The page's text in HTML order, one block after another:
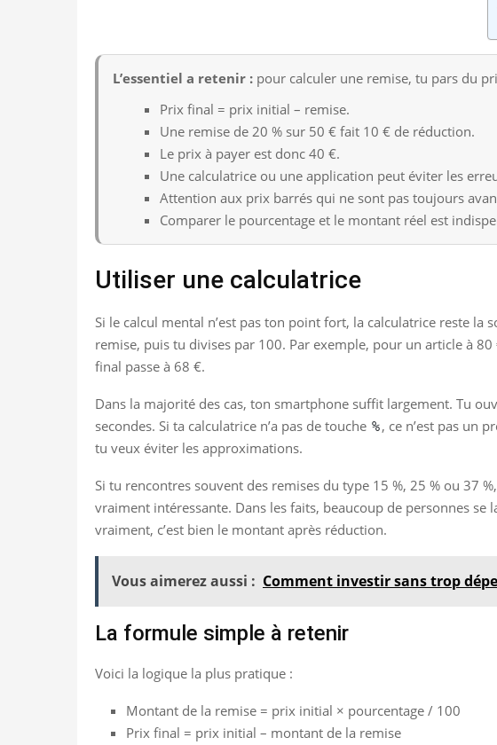
L’essentiel a retenir : pour calculer une remise, tu pars du
Prix final = prix initial – remise.
Une remise de 20 % sur 50 € fait 10 € de réduction.
Le prix à payer est donc 40 €.
Une calculatrice ou une application peut éviter les
Attention aux prix barrés qui ne sont pas toujours
Comparer le pourcentage et le montant réel est
Utiliser une calculatrice
Si le calcul mental n’est pas ton point fort, la calculatrice reste
remise, puis tu divises par 100. Par exemple, pour un article à
final passe à 68 €.
Dans la majorité des cas, ton smartphone suffit largement. Tu
secondes. Si ta calculatrice n’a pas de touche %, ce n’est pas un
tu veux éviter les approximations.
Si tu rencontres souvent des remises du type 15 %, 25 % ou 37
vraiment intéressante. Dans les faits, beaucoup de personnes
vraiment, c’est bien le montant après réduction.
Vous aimerez aussi : Comment investir sans trop
La formule simple à retenir
Voici la logique la plus pratique :
Montant de la remise = prix initial × pourcentage / 100
Prix final = prix initial – montant de la remise